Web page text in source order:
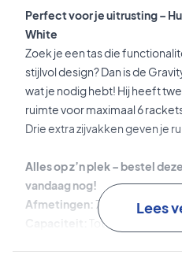
Perfect voor je uitrusting –
White
Zoek je een tas die
stijlvol design? Dan is de
wat je nodig hebt! Hij heeft
ruimte voor maximaal 6
Drie extra zijvakken geven je
Alles op z’n plek – bestel
vandaag nog!
Afmetingen: 71 x 24 x 30 cm.
Tot 6 rackets.
Lees